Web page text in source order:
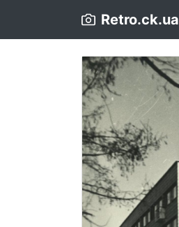
Retro.ck.ua